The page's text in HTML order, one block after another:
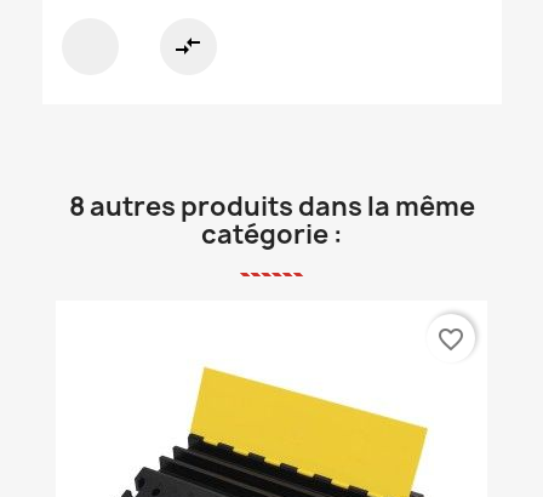
compare_arrows
8 autres produits dans la même
catégorie :
favorite_border